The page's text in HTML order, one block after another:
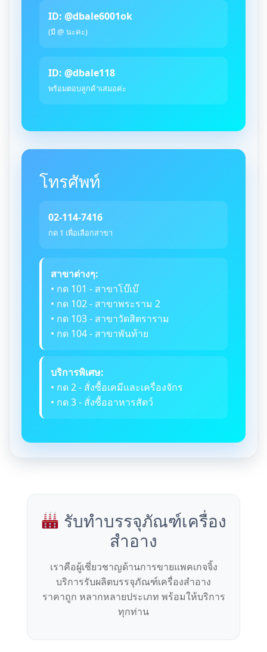
ID: @dbale6001ok
(มี @ นะคะ)
ID: @dbale118
พร้อมตอบลูกค้าเสมอค่ะ
โทรศัพท์
02-114-7416
กด 1 เพื่อเลือกสาขา
สาขาต่างๆ:
• กด 101 - สาขาโบ๊เบ๊
• กด 102 - สาขาพระราม 2
• กด 103 - สาขาวัดสิตราราม
• กด 104 - สาขาพันท้าย
บริการพิเศษ:
• กด 2 - สั่งซื้อเคมีและเครื่องจักร
• กด 3 - สั่งซื้ออาหารสัตว์
รับทำบรรจุภัณฑ์เครื่อง
สำอาง
เราคือผู้เชี่ยวชาญด้านการขายแพคเกจจิ้ง
บริการรับผลิตบรรจุภัณฑ์เครื่องสำอาง
ราคาถูก หลากหลายประเภท พร้อมให้บริการ
ทุกท่าน